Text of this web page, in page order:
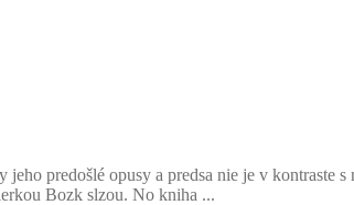
predošlé opusy a predsa nie je v
Bozk slzou. No kniha ...